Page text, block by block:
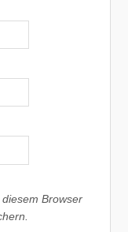
Browser